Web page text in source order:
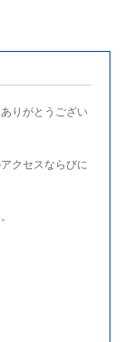
りがとうござい
クセスならびに